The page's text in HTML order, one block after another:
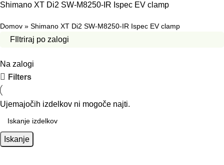
Shimano XT Di2 SW-M8250-IR Ispec EV clamp
Domov » Shimano XT Di2 SW-M8250-IR Ispec EV clamp
FIltriraj po zalogi
Na zalogi
Filters
Ujemajočih izdelkov ni mogoče najti.
Iskanje